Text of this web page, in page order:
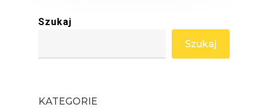
Szukaj
Szukaj
KATEGORIE